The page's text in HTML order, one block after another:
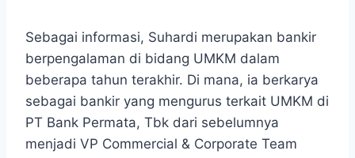
Sebagai informasi, Suhardi merupakan bankir
berpengalaman di bidang UMKM dalam
beberapa tahun terakhir. Di mana, ia berkarya
sebagai bankir yang mengurus terkait UMKM di
PT Bank Permata, Tbk dari sebelumnya
menjadi VP Commercial & Corporate Team